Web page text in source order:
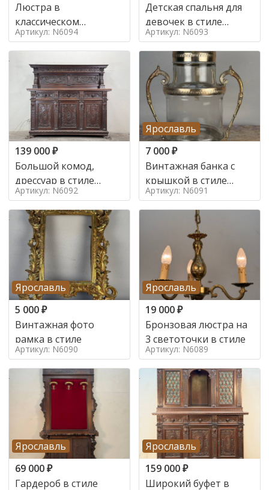
Люстра в
классическом
итальянском стиле на
10 ламп. в стиле
Артикул: N6094
Детская спальня для
девочек в стиле
итальянского барокко
в стиле
Артикул: N6093
139 000₽
Большой комод,
дрессуар в стиле
ренессанс,
Артикул: N6092
Ярославль
7 000₽
Винтажная банка с
крышкой в стиле
Италия,
Артикул: N6091
Ярославль
5 000₽
Винтажная фото
рамка в стиле
Артикул: N6090
Ярославль
19 000₽
Бронзовая люстра на
3 светоточки в стиле
Артикул: N6089
Ярославль
69 000₽
Гардероб в стиле
Ярославль
159 000₽
Широкий буфет в